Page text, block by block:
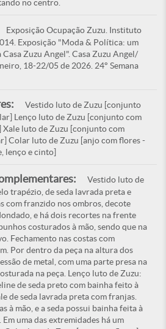
no centro.
Exposição Ocupação Zuzu. Instituto
Exposição "Moda & Política: um
Zuzu Angel". Casa Zuzu Angel/
18-22/05 de 2026. 24° Semana
Vestido luto de Zuzu [conjunto
Lenço luto de Zuzu [conjunto com
luto de Zuzu [conjunto com
Colar luto de Zuzu [anjo com flores -
lenço e cinto]
Vestido luto de
trapézio, de seda lavrada preta e
com franzido nos ombros, decote
e há dois recortes na frente
costurados à mão, sendo que na
Fechamento nas costas com
Por dentro da peça na altura dos
de metal, com uma parte presa na
na peça. Lenço luto de Zuzu:
de seda preto com bainha feito à
de seda lavrada preta com franjas.
à mão, e a seda possui bainha feita à
uma das extremidades há um